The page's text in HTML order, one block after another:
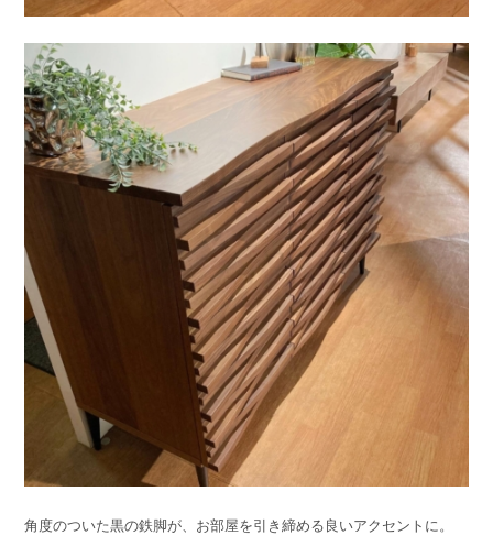
角度のついた黒の鉄脚が、お部屋を引き締める良いアクセントに。